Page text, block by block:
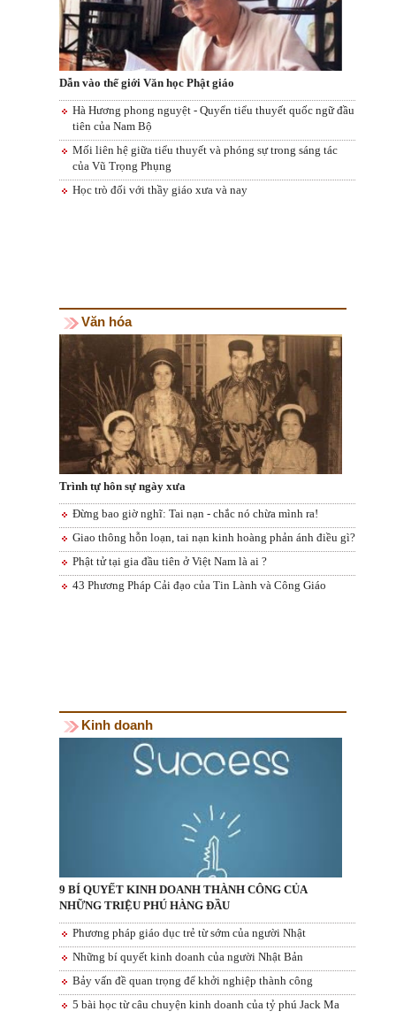
Dẫn vào thế giới Văn học Phật giáo
Hà Hương phong nguyệt - Quyển tiểu thuyết quốc ngữ đầu
tiên của Nam Bộ
Mối liên hệ giữa tiểu thuyết và phóng sự trong sáng tác
của Vũ Trọng Phụng
Học trò đối với thầy giáo xưa và nay
Văn hóa
Trình tự hôn sự ngày xưa
Đừng bao giờ nghĩ: Tai nạn - chắc nó chừa mình ra!
Giao thông hỗn loạn, tai nạn kinh hoàng phản ánh điều gì?
Phật tử tại gia đầu tiên ở Việt Nam là ai ?
43 Phương Pháp Cải đạo của Tin Lành và Công Giáo
Kinh doanh
9 BÍ QUYẾT KINH DOANH THÀNH CÔNG CỦA
NHỮNG TRIỆU PHÚ HÀNG ĐẦU
Phương pháp giáo dục trẻ từ sớm của người Nhật
Những bí quyết kinh doanh của người Nhật Bản
Bảy vấn đề quan trọng để khởi nghiệp thành công
5 bài học từ câu chuyện kinh doanh của tỷ phú Jack Ma